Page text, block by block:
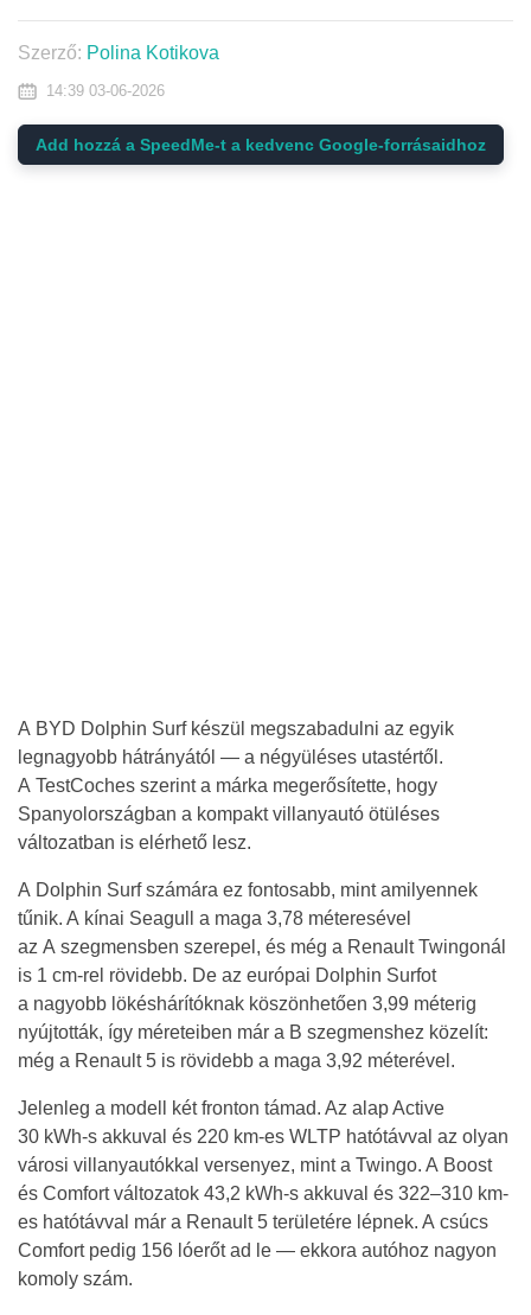
Szerző: Polina Kotikova
14:39 03-06-2026
Add hozzá a SpeedMe-t a kedvenc Google-forrásaidhoz
A BYD Dolphin Surf készül megszabadulni az egyik
legnagyobb hátrányától — a négyüléses utastértől.
A TestCoches szerint a márka megerősítette, hogy
Spanyolországban a kompakt villanyautó ötüléses
változatban is elérhető lesz.
A Dolphin Surf számára ez fontosabb, mint amilyennek
tűnik. A kínai Seagull a maga 3,78 méteresével
az A szegmensben szerepel, és még a Renault Twingonál
is 1 cm-rel rövidebb. De az európai Dolphin Surfot
a nagyobb lökéshárítóknak köszönhetően 3,99 méterig
nyújtották, így méreteiben már a B szegmenshez közelít:
még a Renault 5 is rövidebb a maga 3,92 méterével.
Jelenleg a modell két fronton támad. Az alap Active
30 kWh-s akkuval és 220 km-es WLTP hatótávval az olyan
városi villanyautókkal versenyez, mint a Twingo. A Boost
és Comfort változatok 43,2 kWh-s akkuval és 322–310 km-
es hatótávval már a Renault 5 területére lépnek. A csúcs
Comfort pedig 156 lóerőt ad le — ekkora autóhoz nagyon
komoly szám.